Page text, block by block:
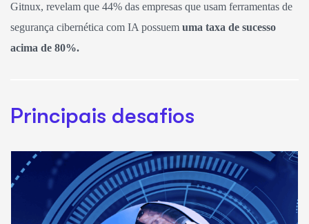
Gitnux, revelam que 44% das empresas que usam ferramentas de
segurança cibernética com IA possuem uma taxa de sucesso
acima de 80%.
Principais desafios